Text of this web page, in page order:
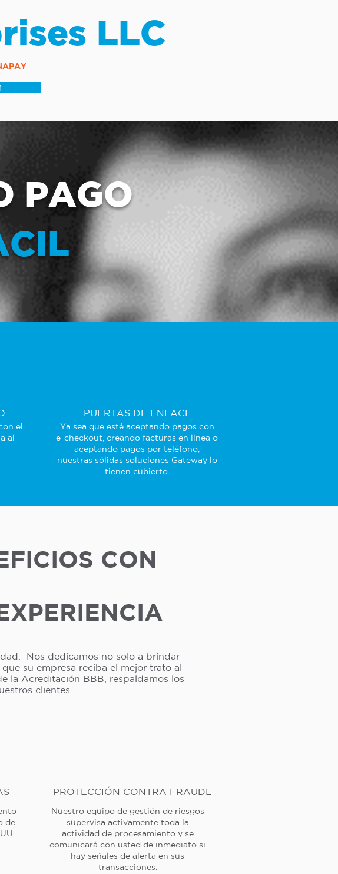
LLC
PAGO
el
al
PUERTAS DE ENLACE
Ya sea que esté aceptando pagos con
e-checkout, creando facturas en línea o
aceptando pagos por teléfono,
nuestras sólidas soluciones Gateway lo
tienen cubierto.
CON
Nos dedicamos no solo a brindar
su empresa reciba el mejor trato al
la Acreditación BBB, respaldamos los
clientes.
de
PROTECCIÓN CONTRA FRAUDE
Nuestro equipo de gestión de riesgos
supervisa activamente toda la
actividad de procesamiento y se
comunicará con usted de inmediato si
hay señales de alerta en sus
transacciones.